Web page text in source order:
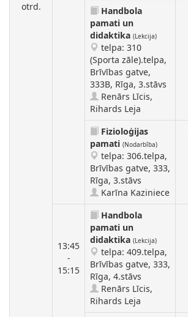
otrd.
Handbola
pamati un
didaktika (Lekcija)
telpa: 310
(Sporta zāle).telpa,
Brīvības gatve,
333B, Rīga, 3.stāvs
Renārs Līcis,
Rihards Leja
Fizioloģijas
pamati (Nodarbība)
telpa: 306.telpa,
Brīvības gatve, 333,
Rīga, 3.stāvs
Karīna Kaziniece
13:45
-
15:15
Handbola
pamati un
didaktika (Lekcija)
telpa: 409.telpa,
Brīvības gatve, 333,
Rīga, 4.stāvs
Renārs Līcis,
Rihards Leja